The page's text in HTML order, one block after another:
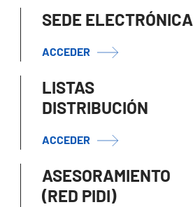
SEDE ELECTRÓNICA
ACCEDER
LISTAS
DISTRIBUCIÓN
ACCEDER
ASESORAMIENTO
(RED PIDI)